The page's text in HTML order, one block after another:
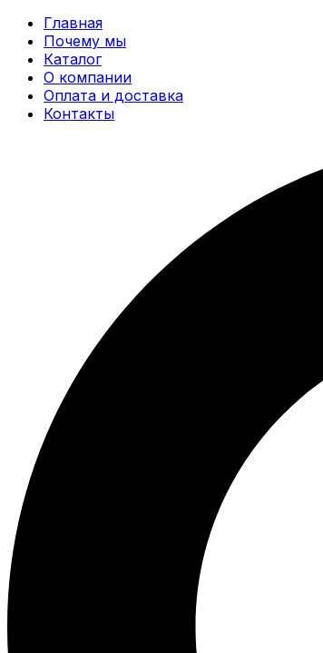
Главная
Почему мы
Каталог
О компании
Оплата и доставка
Контакты